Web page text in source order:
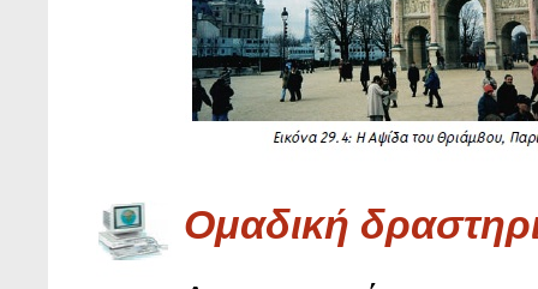
Oμαδική